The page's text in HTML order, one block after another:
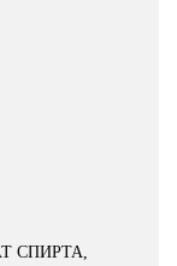
СПИРТА,